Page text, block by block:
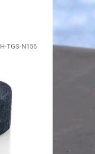
H-TGS-N156